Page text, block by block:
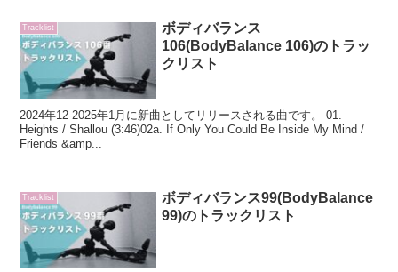
Tracklist
ボディバランス
106(BodyBalance 106)のトラッ
クリスト
2024年12-2025年1月に新曲としてリリースされる曲です。 01.
Heights / Shallou (3:46)02a. If Only You Could Be Inside My Mind /
Friends &amp...
Tracklist
ボディバランス99(BodyBalance
99)のトラックリスト